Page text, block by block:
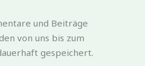
und Beiträge
von uns bis zum
gespeichert.